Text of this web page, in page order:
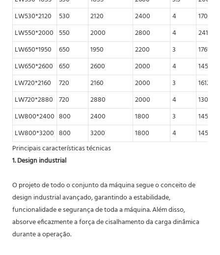
LW530*2120
530 2120 2400 4 1709
LW550*2000 550 2000 2800 4 2414
LW650*1950
650 1950 2200 3 1761
LW650*2600 650 2600 2000 4 1456
LW720*2160
720 2160 2000 3 1612
LW720*2880 720 2880 2000 4 1306
LW800*2400 800 2400 1800 3 1451
LW800*3200 800 3200 1800 4 1451
Principais características técnicas
1. Design industrial
O projeto de todo o conjunto da máquina segue o conceito de
design industrial avançado, garantindo a estabilidade,
funcionalidade e segurança de toda a máquina. Além disso,
absorve eficazmente a força de cisalhamento da carga dinâmica
durante a operação.